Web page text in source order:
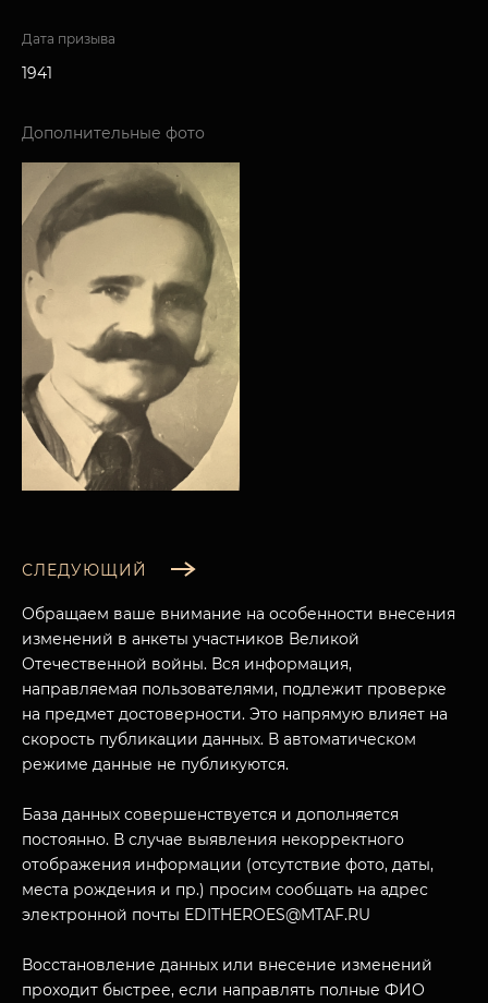
МУЗЕЙНЫЙ КОМПЛЕКС
ПОСЕТИТЕЛЯМ
О НАС
Дата призыва
1941
Дополнительные фото
СЛЕДУЮЩИЙ
Обращаем ваше внимание на особенности внесения
изменений в анкеты участников Великой
Отечественной войны. Вся информация,
направляемая пользователями, подлежит проверке
на предмет достоверности. Это напрямую влияет на
скорость публикации данных. В автоматическом
режиме данные не публикуются.
База данных совершенствуется и дополняется
постоянно. В случае выявления некорректного
отображения информации (отсутствие фото, даты,
места рождения и пр.) просим сообщать на адрес
электронной почты EDITHEROES@MTAF.RU
Восстановление данных или внесение изменений
проходит быстрее, если направлять полные ФИО